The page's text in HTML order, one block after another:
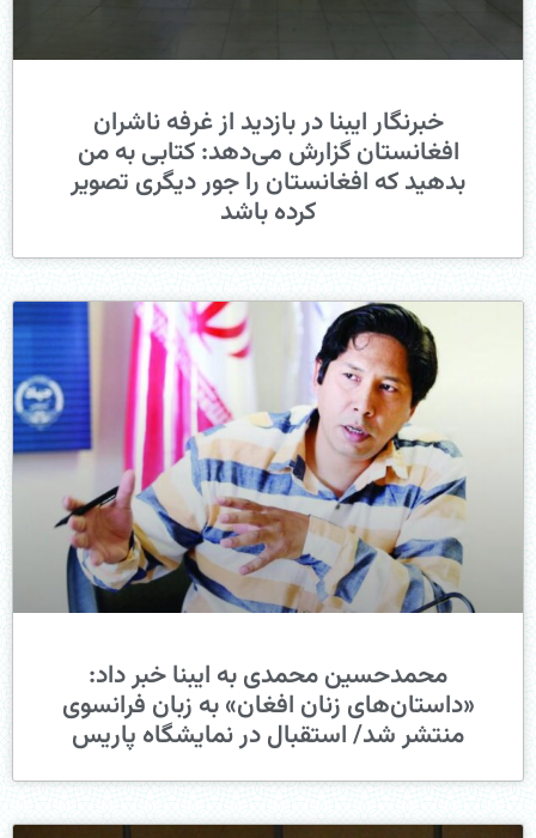
خبرنگار ایبنا در بازدید از غرفه ناشران
افغانستان گزارش می‌دهد: کتابی به من
بدهید که افغانستان را جور دیگری تصویر
کرده باشد
​محمدحسین محمدی به ایبنا خبر داد:
«داستان‌های زنان افغان» به زبان فرانسوی
منتشر شد/ استقبال در نمایشگاه پاریس